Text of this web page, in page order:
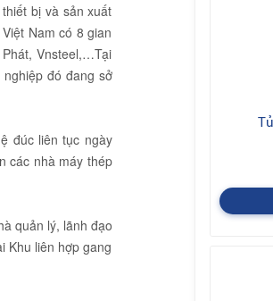
bị và sản xuất
Nam có 8 gian
Vnsteel,…Tại
đó đang sở
đúc liên tục ngày
các nhà máy thép
quản lý, lãnh đạo
Khu liên hợp gang